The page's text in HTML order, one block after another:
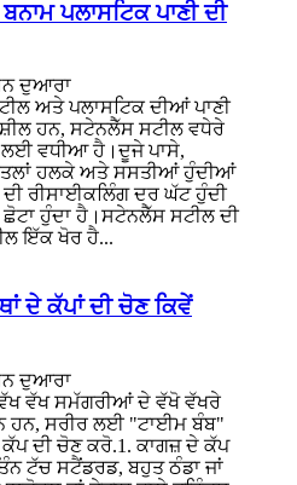
ਪਲਾਸਟਿਕ ਪਾਣੀ ਦੀ
ਦੁਆਰਾ
ਅਤੇ ਪਲਾਸਟਿਕ ਦੀਆਂ ਪਾਣੀ
ਹਨ, ਸਟੇਨਲੈੱਸ ਸਟੀਲ ਵਧੇਰੇ
ਲਈ ਵਧੀਆ ਹੈ।ਦੂਜੇ ਪਾਸੇ,
ਹਲਕੇ ਅਤੇ ਸਸਤੀਆਂ ਹੁੰਦੀਆਂ
ਦੀ ਰੀਸਾਈਕਲਿੰਗ ਦਰ ਘੱਟ ਹੁੰਦੀ
ਹੁੰਦਾ ਹੈ।ਸਟੇਨਲੈੱਸ ਸਟੀਲ ਦੀ
ਇੱਕ ਖੋਰ ਹੈ...
ਦੇ ਕੱਪਾਂ ਦੀ ਚੋਣ ਕਿਵੇਂ
ਦੁਆਰਾ
ਵੱਖ ਸਮੱਗਰੀਆਂ ਦੇ ਵੱਖੋ ਵੱਖਰੇ
ਹਨ, ਸਰੀਰ ਲਈ "ਟਾਈਮ ਬੰਬ"
ਦੀ ਚੋਣ ਕਰੋ.1. ਕਾਗਜ਼ ਦੇ ਕੱਪ
ਟੱਚ ਸਟੈਂਡਰਡ, ਬਹੁਤ ਠੰਡਾ ਜਾਂ